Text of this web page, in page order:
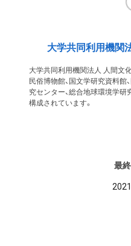
大学共同利用機関
大学共同利用機関法人 人間文
民俗博物館、国文学研究資料館
究センター、総合地球環境学研
構成されています。
最